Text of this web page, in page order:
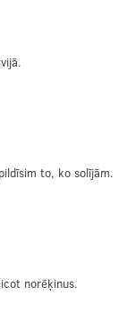
to, ko solījām.
norēķinus.